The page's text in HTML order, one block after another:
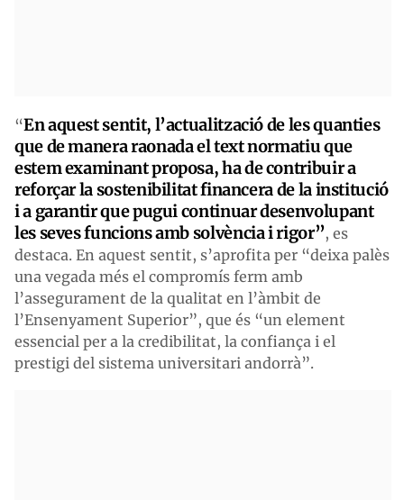
“En aquest sentit, l’actualització de les quanties
que de manera raonada el text normatiu que
estem examinant proposa, ha de contribuir a
reforçar la sostenibilitat financera de la institució
i a garantir que pugui continuar desenvolupant
les seves funcions amb solvència i rigor”, es
destaca. En aquest sentit, s’aprofita per “deixa palès
una vegada més el compromís ferm amb
l’assegurament de la qualitat en l’àmbit de
l’Ensenyament Superior”, que és “un element
essencial per a la credibilitat, la confiança i el
prestigi del sistema universitari andorrà”.